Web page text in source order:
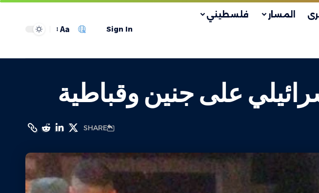
المسار فلسطيني
Sign In
Aa
SHARE